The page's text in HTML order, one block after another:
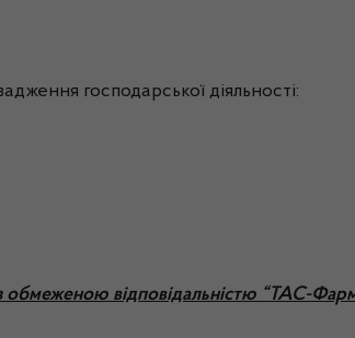
господарської діяльності:
обмеженою відповідальністю “ТАС-